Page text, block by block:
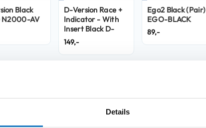
Details
Black
N2000-AV
D-Version Race +
Indicator - With
Insert Black D-
VERSION/RACE
149,-
Ego2 Black (Pair)
EGO-BLACK
89,-
on the handlebar control blocks, have